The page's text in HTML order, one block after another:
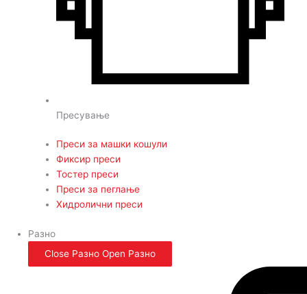
Пресување
Преси за машки кошули
Фиксир преси
Тостер преси
Преси за пеглање
Хидролични преси
Разно
Close Разно Open Разно